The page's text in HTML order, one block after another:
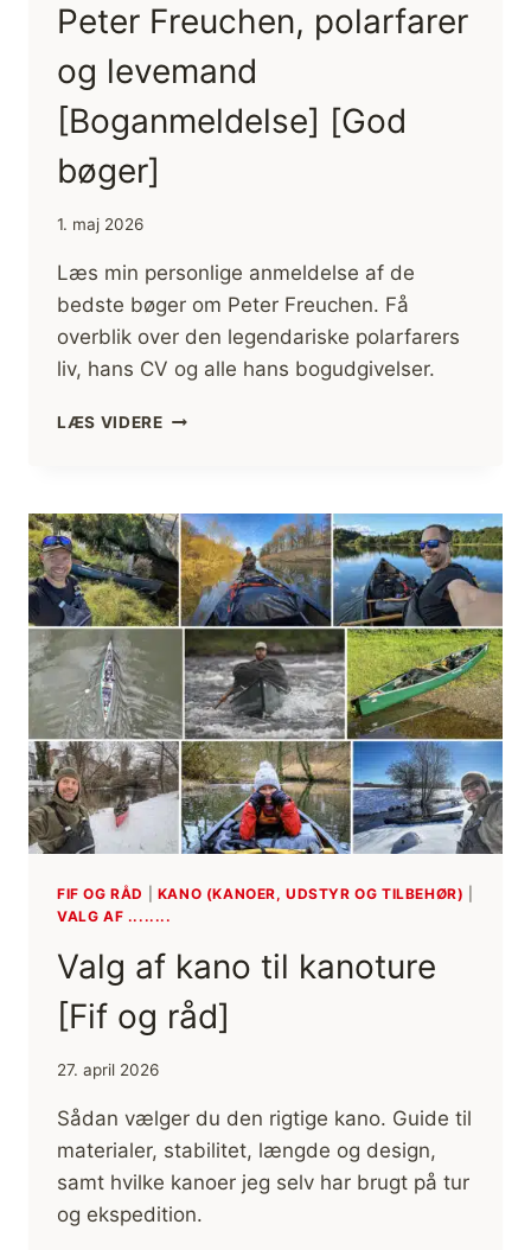
Peter Freuchen, polarfarer
og levemand
[Boganmeldelse] [God
bøger]
1. maj 2026
Læs min personlige anmeldelse af de
bedste bøger om Peter Freuchen. Få
overblik over den legendariske polarfarers
liv, hans CV og alle hans bogudgivelser.
LÆS VIDEREPETER
LEVEMAND
[BOGANMELDELSE]
[GOD
BØGER]
FIF OG RÅD KANO (KANOER, UDSTYR OG TILBEHØR)
VALG AF ........
Valg af kano til kanoture
[Fif og råd]
27. april 2026
Sådan vælger du den rigtige kano. Guide til
materialer, stabilitet, længde og design,
samt hvilke kanoer jeg selv har brugt på tur
og ekspedition.